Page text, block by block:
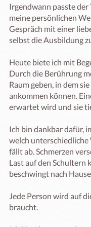
Irgendwann passte der
meine persönlichen
Gespräch mit einer
selbst die Ausbildung
Heute biete ich mit
Durch die Berührung
Raum geben, in dem
ankommen können.
erwartet wird und sie
Ich bin dankbar dafür,
welch unterschiedliche
fällt ab. Schmerzen
Last auf den Schultern
beschwingt nach
Jede Person wird auf
braucht.